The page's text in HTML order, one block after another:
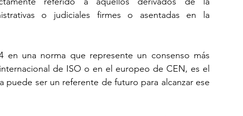
o judiciales firmes o asentadas en la
en una norma que represente un consenso más
de ISO o en el europeo de CEN, es el
puede ser un referente de futuro para alcanzar ese